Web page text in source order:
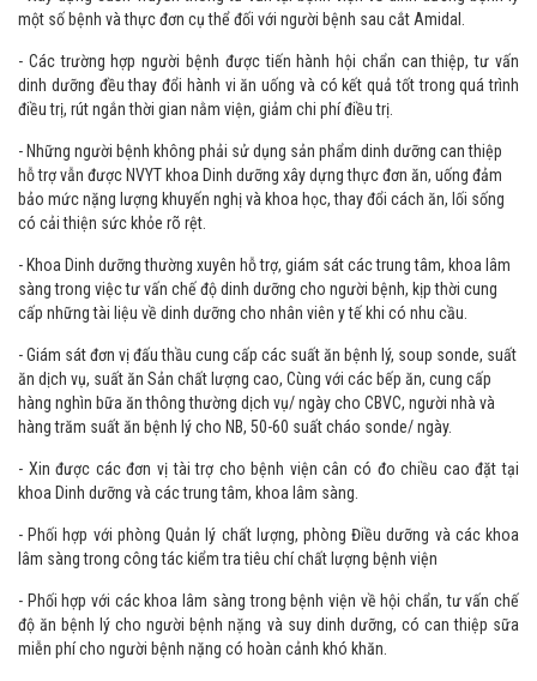
CSSKCĐ.
- Xây dựng cuốn Truyền thông tư vấn tại bệnh viện về dinh dưỡng bệnh lý
một số bệnh và thực đơn cụ thể đối với người bệnh sau cắt Amidal.
- Các trường hợp người bệnh được tiến hành hội chẩn can thiệp, tư vấn
dinh dưỡng đều thay đổi hành vi ăn uống và có kết quả tốt trong quá trình
điều trị, rút ngắn thời gian nằm viện, giảm chi phí điều trị.
- Những người bệnh không phải sử dụng sản phẩm dinh dưỡng can thiệp
hỗ trợ vẫn được NVYT khoa Dinh dưỡng xây dựng thực đơn ăn, uống đảm
bảo mức nặng lượng khuyến nghị và khoa học, thay đổi cách ăn, lối sống
có cải thiện sức khỏe rõ rệt.
- Khoa Dinh dưỡng thường xuyên hỗ trợ, giám sát các trung tâm, khoa lâm
sàng trong việc tư vấn chế độ dinh dưỡng cho người bệnh, kịp thời cung
cấp những tài liệu về dinh dưỡng cho nhân viên y tế khi có nhu cầu.
- Giám sát đơn vị đấu thầu cung cấp các suất ăn bệnh lý, soup sonde, suất
ăn dịch vụ, suất ăn Sản chất lượng cao, Cùng với các bếp ăn, cung cấp
hàng nghìn bữa ăn thông thường dịch vụ/ ngày cho CBVC, người nhà và
hàng trăm suất ăn bệnh lý cho NB, 50-60 suất cháo sonde/ ngày.
- Xin được các đơn vị tài trợ cho bệnh viện cân có đo chiều cao đặt tại
khoa Dinh dưỡng và các trung tâm, khoa lâm sàng.
- Phối hợp với phòng Quản lý chất lượng, phòng Điều dưỡng và các khoa
lâm sàng trong công tác kiểm tra tiêu chí chất lượng bệnh viện
- Phối hợp với các khoa lâm sàng trong bệnh viện về hội chẩn, tư vấn chế